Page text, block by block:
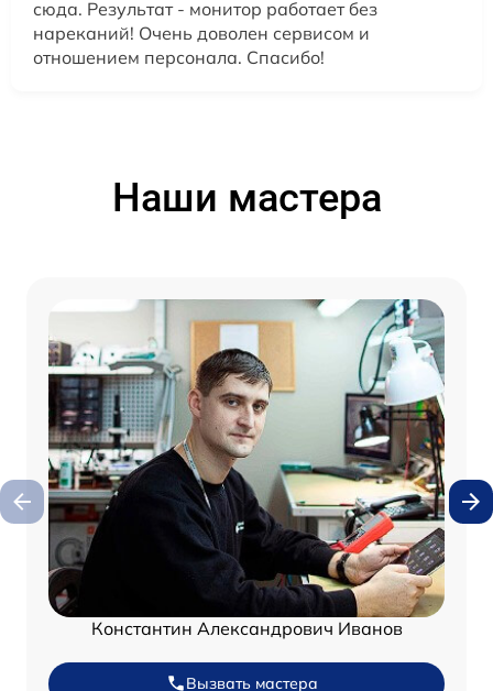
сюда. Результат - монитор работает без
нареканий! Очень доволен сервисом и
отношением персонала. Спасибо!
Наши мастера
Константин Александрович Иванов
Вызвать мастера